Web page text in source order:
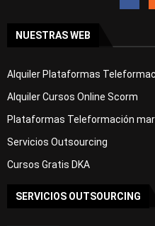
NUESTRAS WEB
Alquiler Plataformas
Alquiler Cursos Online Scorm
Plataformas Teleformación
Servicios Outsourcing
Cursos Gratis DKA
SERVICIOS OUTSOURCING